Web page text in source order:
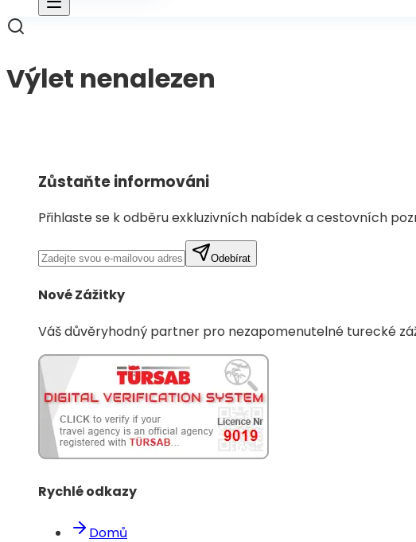
Výlet nenalezen
Zůstaňte informováni
Přihlaste se k odběru exkluzivních nabídek a cestovních
Odebírat
Nové Zážitky
Váš důvěryhodný partner pro nezapomenutelné turecké
Rychlé odkazy
Domů